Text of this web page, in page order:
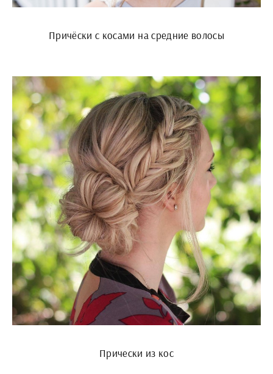
Причёски с косами на средние волосы
Прически из кос